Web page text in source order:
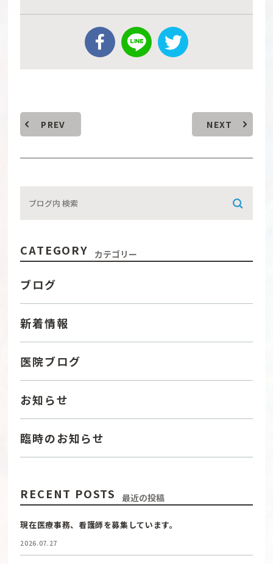
PREV NEXT
CATEGORY カテゴリー
ブログ
新着情報
医院ブログ
お知らせ
臨時のお知らせ
RECENT POSTS 最近の投稿
現在医療事務、看護師を募集しています。
2026.07.27